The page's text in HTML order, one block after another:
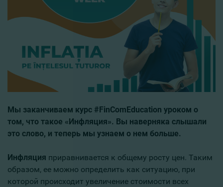
Мы заканчиваем курс #FinComEducation уроком о
том, что такое «Инфляция». Вы наверняка слышали
это слово, и теперь мы узнаем о нем больше.
Инфляция приравнивается к общему росту цен. Таким
образом, ее можно определить как ситуацию, при
которой происходит увеличение стоимости всех